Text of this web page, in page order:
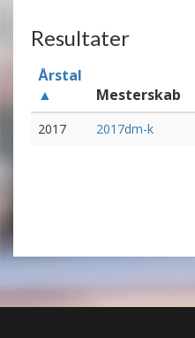
Resultater
Årstal
▲
Mesterskab
2017 2017dm-k